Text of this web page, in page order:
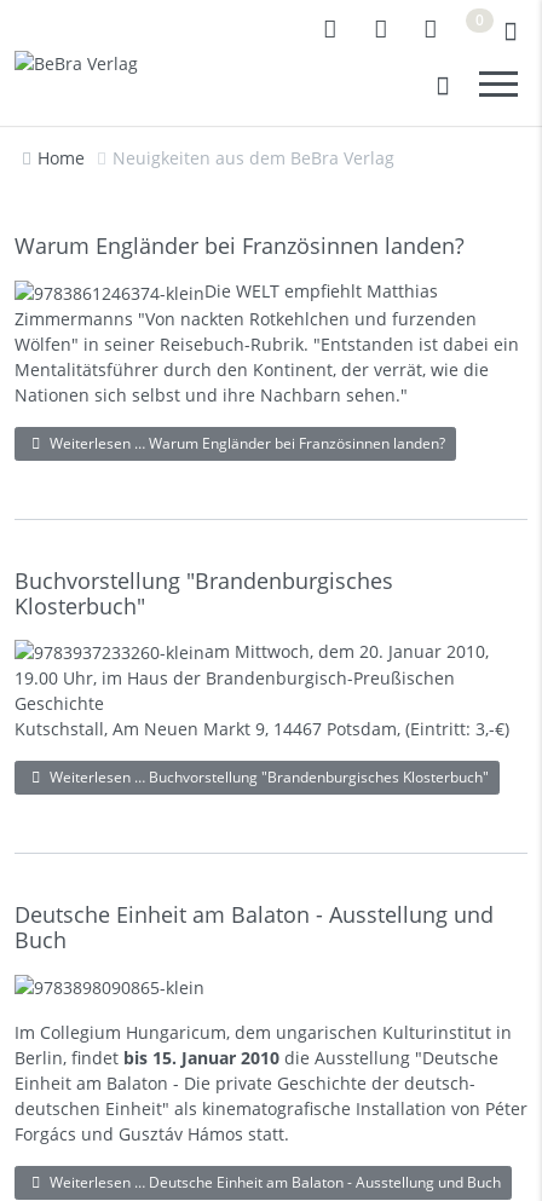
0
Home Neuigkeiten aus dem BeBra Verlag
Warum Engländer bei Französinnen landen?
Die WELT empfiehlt Matthias
Zimmermanns "Von nackten Rotkehlchen und furzenden
Wölfen" in seiner Reisebuch-Rubrik. "Entstanden ist dabei ein
Mentalitätsführer durch den Kontinent, der verrät, wie die
Nationen sich selbst und ihre Nachbarn sehen."
Weiterlesen … Warum Engländer bei Französinnen landen?
Buchvorstellung "Brandenburgisches
Klosterbuch"
am Mittwoch, dem 20. Januar 2010,
19.00 Uhr, im Haus der Brandenburgisch-Preußischen
Geschichte
Kutschstall, Am Neuen Markt 9, 14467 Potsdam, (Eintritt: 3,-€)
Weiterlesen … Buchvorstellung "Brandenburgisches Klosterbuch"
Deutsche Einheit am Balaton - Ausstellung und
Buch
Im Collegium Hungaricum, dem ungarischen Kulturinstitut in
Berlin, findet bis 15. Januar 2010 die Ausstellung "Deutsche
Einheit am Balaton - Die private Geschichte der deutsch-
deutschen Einheit" als kinematografische Installation von Péter
Forgács und Gusztáv Hámos statt.
Weiterlesen … Deutsche Einheit am Balaton - Ausstellung und Buch